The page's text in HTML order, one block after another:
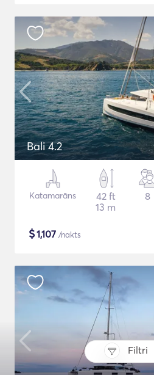
Filtri
Bali 4.2
Katamarāns
42 ft
13 m
8
$1,107 /nakts